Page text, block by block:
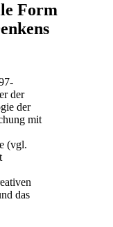
Form
der
der
mit
(vgl.
das